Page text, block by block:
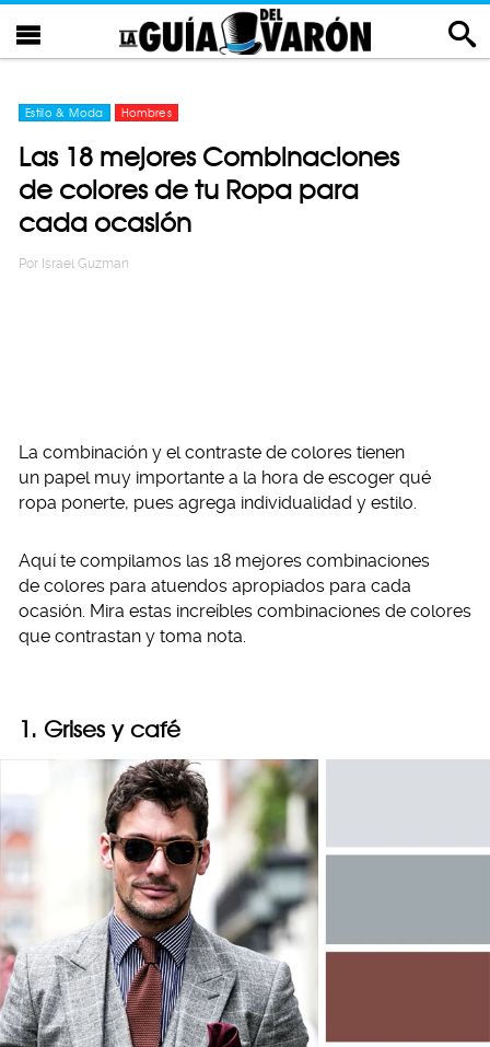
Estilo & Moda Hombres
Las 18 mejores Combinaciones
de colores de tu Ropa para
cada ocasión
Por Israel Guzman
La combinación y el contraste de colores tienen
un papel muy importante a la hora de escoger qué
ropa ponerte, pues agrega individualidad y estilo.
Aquí te compilamos las 18 mejores combinaciones
de colores para atuendos apropiados para cada
ocasión. Mira estas increíbles combinaciones de colores
que contrastan y toma nota.
1. Grises y café